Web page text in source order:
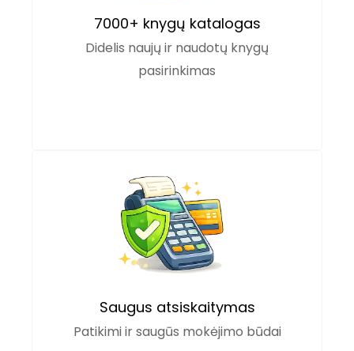
7000+ knygų katalogas
Didelis naujų ir naudotų knygų
pasirinkimas
Saugus atsiskaitymas
Patikimi ir saugūs mokėjimo būdai